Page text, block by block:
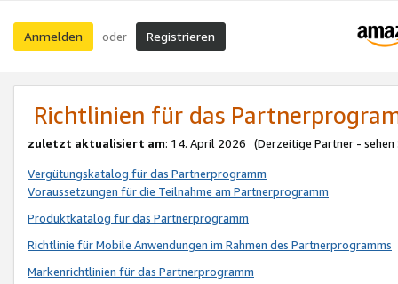
Anmelden oder Registrieren
Richtlinien für das
zuletzt aktualisiert am: 14. April 2026 (Derzeitige Partner - sehen
Vergütungskatalog für das Partnerprogramm
Voraussetzungen für die Teilnahme am Partnerprogramm
Produktkatalog für das Partnerprogramm
Richtlinie für Mobile Anwendungen im Rahmen des Partnerprogramms
Markenrichtlinien für das Partnerprogramm